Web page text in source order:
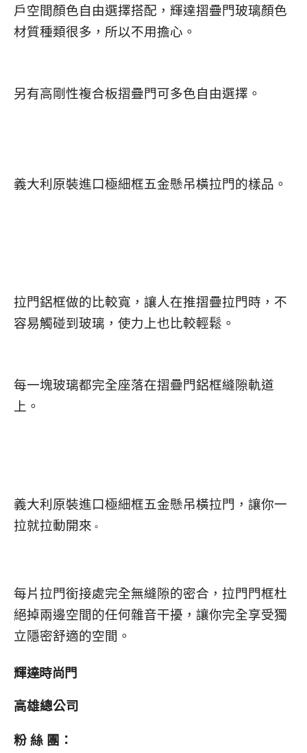
戶空間顏色自由選擇搭配，輝達摺疊門玻璃顏色
材質種類很多，所以不用擔心。
另有高剛性複合板摺疊門可多色自由選擇。
義大利原裝進口極細框五金懸吊橫拉門的樣品。
拉門鋁框做的比較寬，讓人在推摺疊拉門時，不
容易觸碰到玻璃，使力上也比較輕鬆。
每一塊玻璃都完全座落在摺疊門鋁框縫隙軌道
上。
義大利原裝進口極細框五金懸吊橫拉門，讓你一
拉就拉動開來 。
每片拉門銜接處完全無縫隙的密合，拉門門框杜
絕掉兩邊空間的任何雜音干擾，讓你完全享受獨
立隱密舒適的空間。
輝達時尚門
高雄總公司
粉 絲 團：